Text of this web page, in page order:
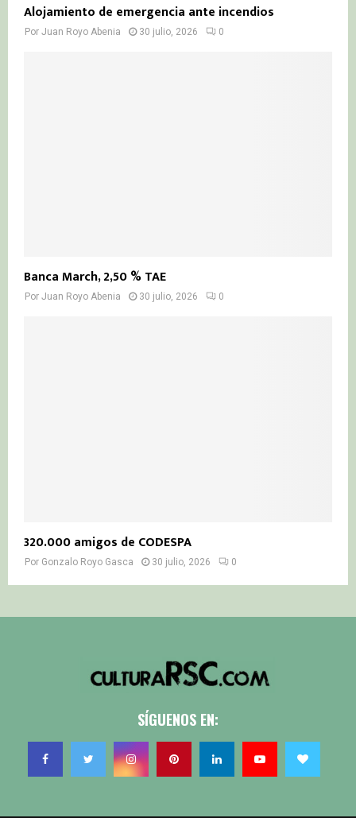
Alojamiento de emergencia ante incendios
Por Juan Royo Abenia 30 julio, 2026 0
Banca March, 2,50 % TAE
Por Juan Royo Abenia 30 julio, 2026 0
320.000 amigos de CODESPA
Por Gonzalo Royo Gasca 30 julio, 2026 0
SÍGUENOS EN: